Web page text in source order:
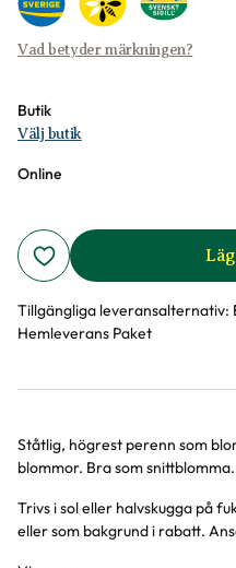
Vad betyder märkningen?
Butik
Välj butik
Online
Tillgängliga leveransalternativ:
Hemleverans Paket
Ståtlig, högrest perenn som
blommor. Bra som
Trivs i sol eller halvskugga på
eller som bakgrund i rabatt.